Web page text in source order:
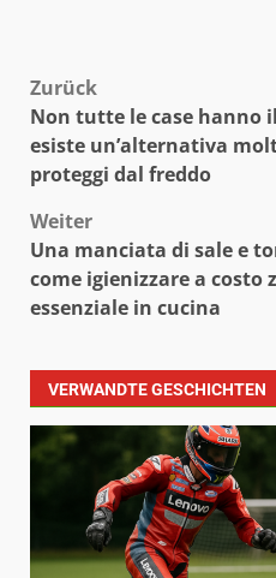
Zurück
Non tutte le case hanno
esiste un’alternativa
proteggi dal freddo
Weiter
Una manciata di sale e
come igienizzare a costo
essenziale in cucina
VERWANDTE GESCHICHTEN